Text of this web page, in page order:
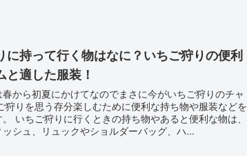
に持って行く物はなに？いちご狩りの便利
と適した服装！
から初夏にかけてなのでまさに今がいちご狩りのチャ
狩りを思う存分楽しむために便利な持ち物や服装などを
いちご狩りに行くときの持ち物やあると便利な物は、
シュ、リュックやショルダーバッグ、ハ...